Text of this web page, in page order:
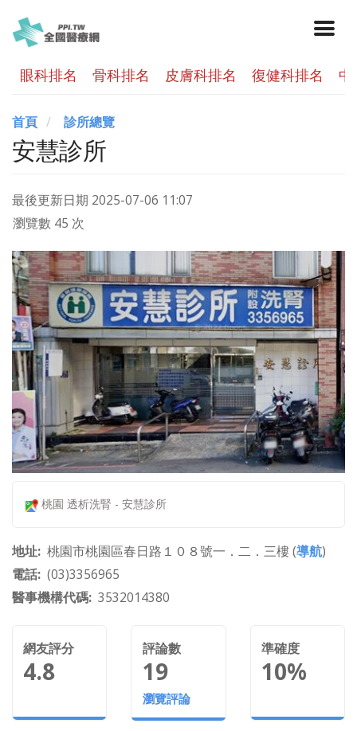
眼科排名 骨科排名 皮膚科排名 復健科排名
首頁 診所總覽
安慧診所
最後更新日期 2025-07-06 11:07
瀏覽數 45 次
桃園 透析洗腎 - 安慧診所
地址 桃園市桃園區春日路１０８號一．二．三樓 (導航)
電話 (03)3356965
醫事機構代碼 3532014380
網友評分
4.8
評論數
19
瀏覽評論
準確度
10%